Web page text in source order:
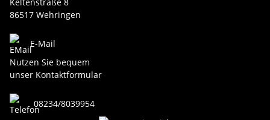
86517 Wehringen
E-Mail
Nutzen Sie bequem
unser Kontaktformular
08234/8039954